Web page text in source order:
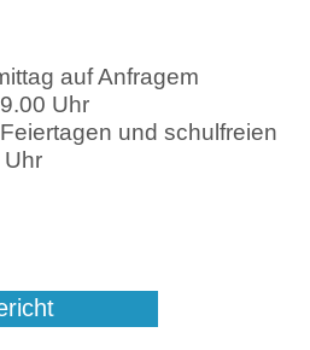
auf Anfragem
Uhr
und schulfreien
Uhr